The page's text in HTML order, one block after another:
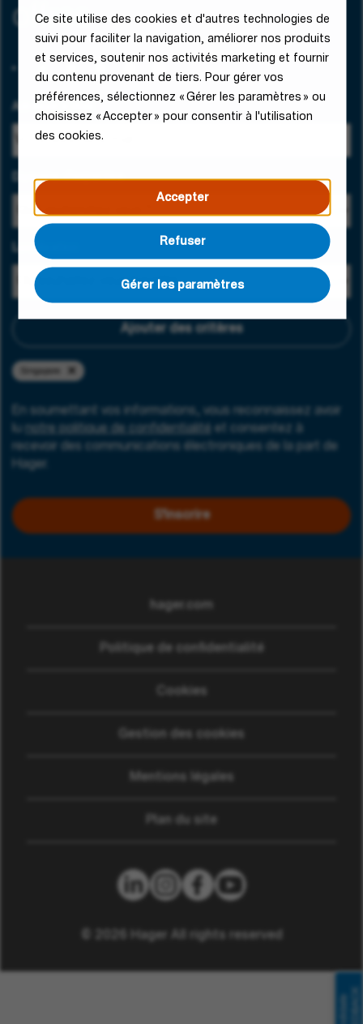
Ce site utilise des cookies et d'autres technologies de
suivi pour faciliter la navigation, améliorer nos produits
et services, soutenir nos activités marketing et fournir
du contenu provenant de tiers. Pour gérer vos
préférences, sélectionnez « Gérer les paramètres » ou
choisissez « Accepter » pour consentir à l'utilisation
des cookies.
Accepter
Refuser
Gérer les paramètres
offres
Adresse e-mail
Domaine d'expertise
Localisation
Ajouter des critères
En soumettant vos informations, vous reconnaissez avoir
lu
notre politique de confidentialité
et consentez à
recevoir des communications électroniques de la part de
Hager.
S'inscrire
hager.com
Politique de confidentialité
Cookies
Gestion des cookies
Mentions légales
Plan du site
© 2026 Hager All rights reserved